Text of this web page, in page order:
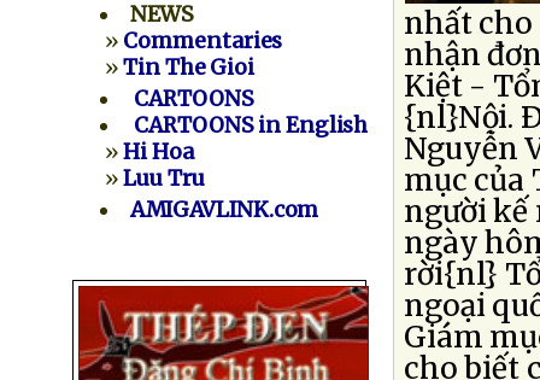
NEWS
» Commentaries
»Tin The Gioi
CARTOONS
CARTOONS in English
»Hi Hoa
»Luu Tru
AMIGAVLINK.com
nhất cho
nhận
Kiệt -
{nl}Nội.
Nguyễn
mục của
người kế
ngày
rời{nl}
ngoại
Giám
cho biết